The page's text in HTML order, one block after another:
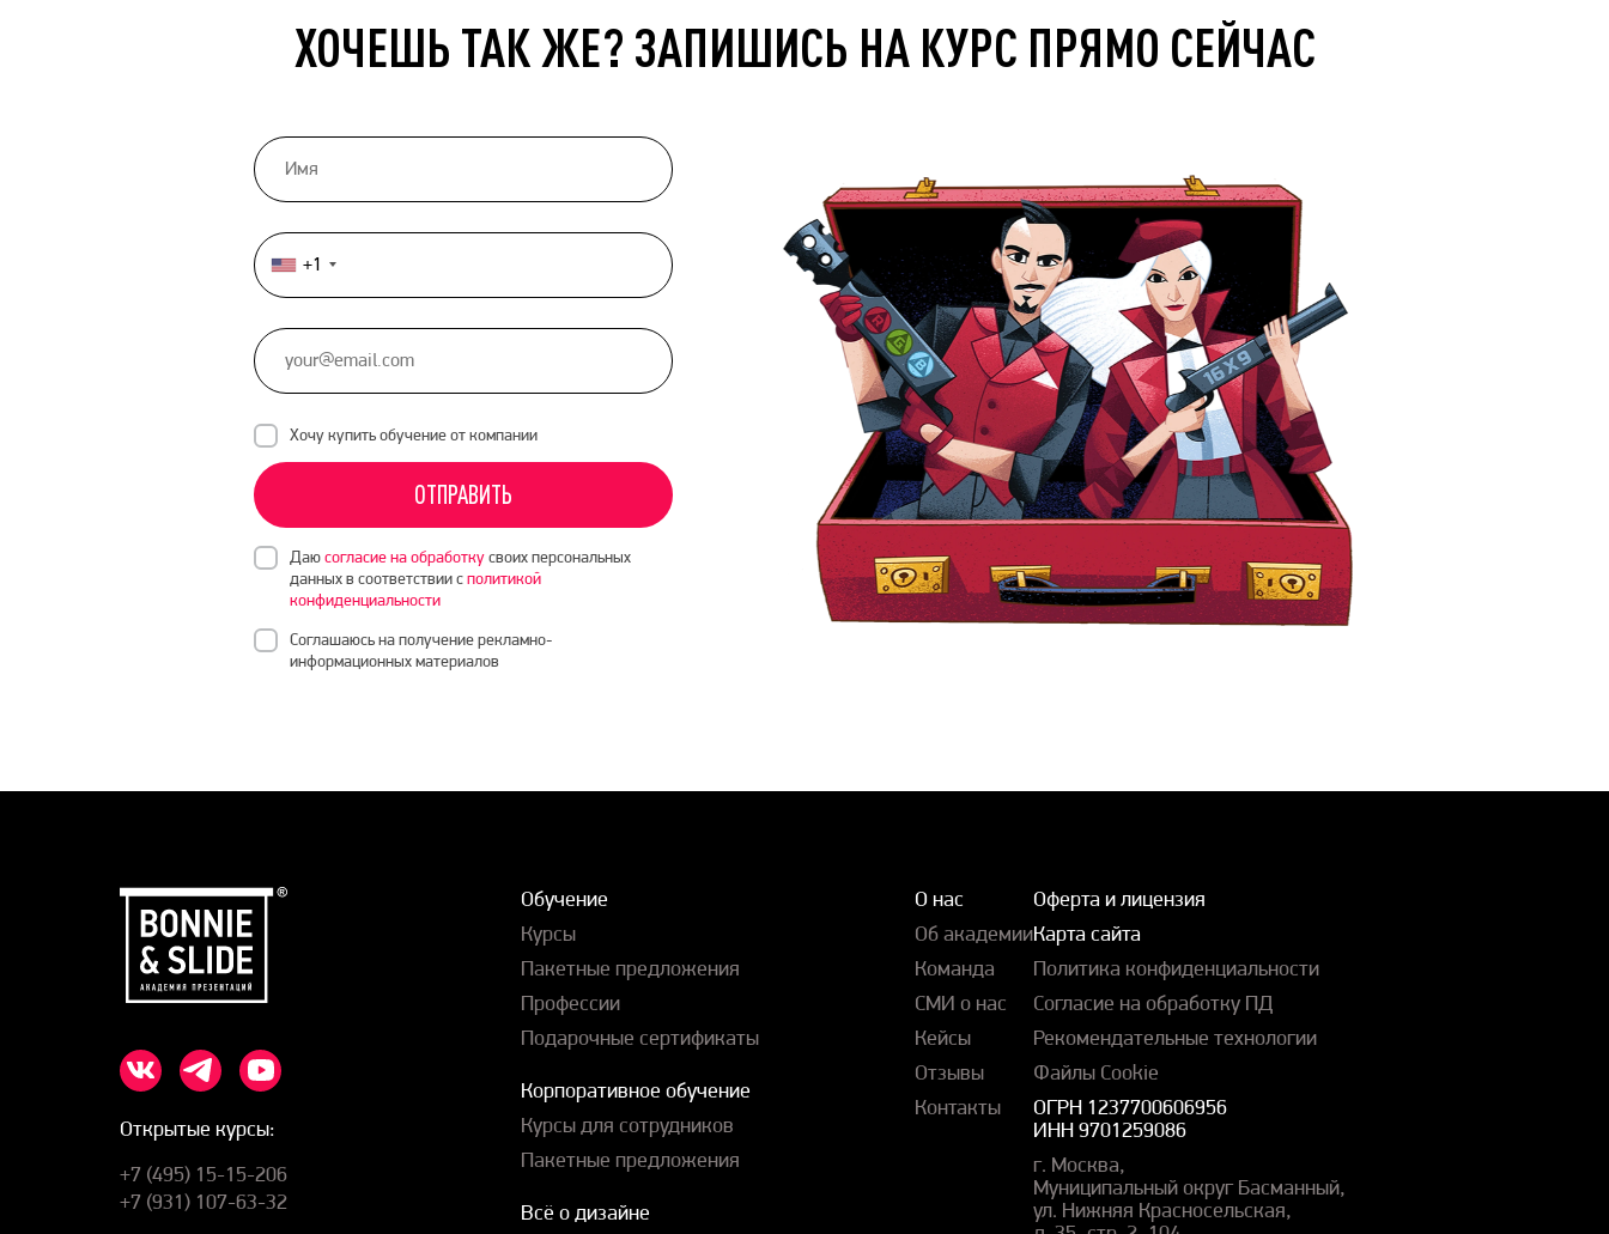
ХОЧЕШЬ ТАК ЖЕ? ЗАПИШИСЬ НА КУРС ПРЯМО СЕЙЧАС
United
States
+1
Хочу купить обучение от компании
ОТПРАВИТЬ
Даюсогласие на обработкусвоих персональных
данных в соответствии сполитикой
конфиденциальности
Соглашаюсь на получение рекламно-
информационных материалов
Открытые курсы:
+7 (495) 15-15-206
+7 (931) 107-63-32
Обучение
Курсы
Пакетные предложения
Профессии
Подарочные сертификаты
Корпоративное обучение
Курсы для сотрудников
Пакетные предложения
Всё о дизайне
О нас
Об академии
Команда
СМИ о нас
Кейсы
Отзывы
Контакты
Оферта и лицензия
Карта сайта
Политика конфиденциальности
Согласие на обработку ПД
Рекомендательные технологии
Файлы Cookie
ОГРН 1237700606956
ИНН 9701259086
г. Москва,
Муниципальный округ Басманный,
ул. Нижняя Красносельская,